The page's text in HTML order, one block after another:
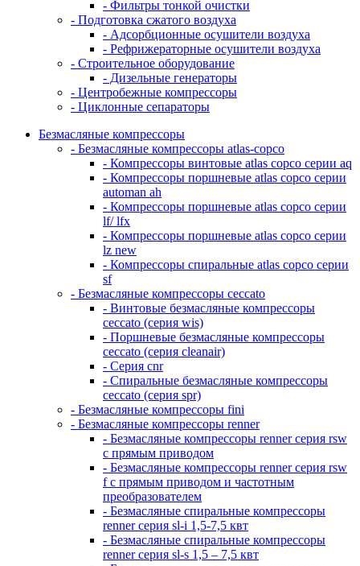
- Фильтры тонкой очистки
- Подготовка сжатого воздуха
- Адсорбционные осушители воздуха
- Рефрижераторные осушители воздуха
- Строительное оборудование
- Дизельные генераторы
- Центробежные компрессоры
- Циклонные сепараторы
Безмасляные компрессоры
- Безмасляные компрессоры atlas-copco
- Компрессоры винтовые atlas copco серии aq
- Компрессоры поршневые atlas copco серии
automan ah
- Компрессоры поршневые atlas copco серии
lf/ lfx
- Компрессоры поршневые atlas copco серии
lz new
- Компрессоры спиральные atlas copco серии
sf
- Безмасляные компрессоры ceccato
- Винтовые безмасляные компрессоры
ceccato (серия wis)
- Поршневые безмасляные компрессоры
ceccato (серия cleanair)
- Серия cnr
- Спиральные безмасляные компрессоры
ceccato (серия spr)
- Безмасляные компрессоры fini
- Безмасляные компрессоры renner
- Безмасляные компрессоры renner серия rsw
с прямым приводом
- Безмасляные компрессоры renner серия rsw
f с прямым приводом и частотным
преобразователем
- Безмасляные спиральные компрессоры
renner серия sl-i 1,5-7,5 квт
- Безмасляные спиральные компрессоры
renner серия sl-s 1,5 – 7,5 квт